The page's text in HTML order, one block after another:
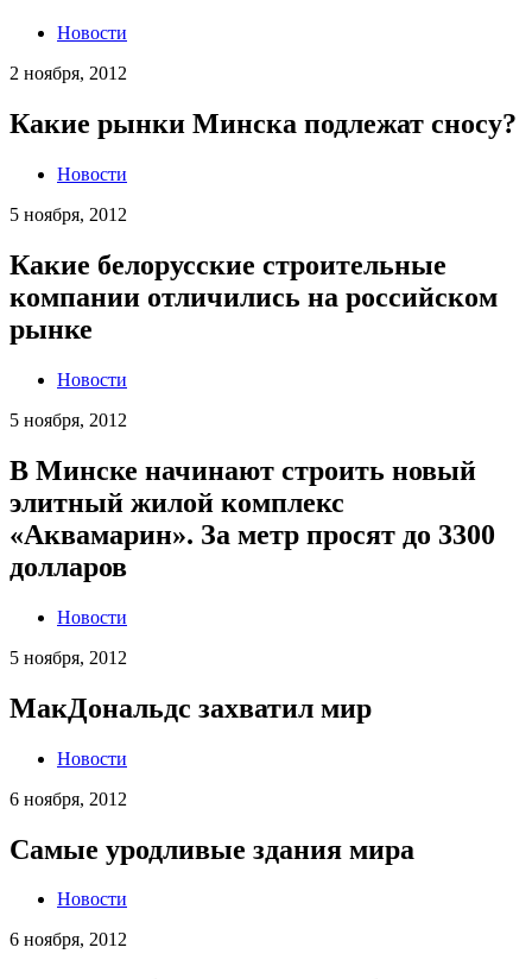
Новости
2 ноября, 2012
Какие рынки Минска подлежат сносу?
Новости
5 ноября, 2012
Какие белорусские строительные
компании отличились на российском
рынке
Новости
5 ноября, 2012
В Минске начинают строить новый
элитный жилой комплекс
«Аквамарин». За метр просят до 3300
долларов
Новости
5 ноября, 2012
МакДональдс захватил мир
Новости
6 ноября, 2012
Самые уродливые здания мира
Новости
6 ноября, 2012